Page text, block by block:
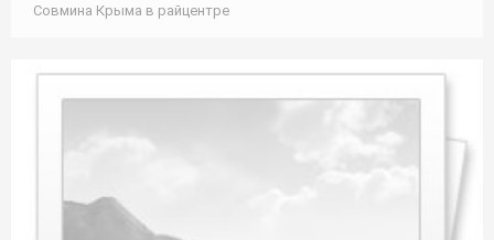
Совмина Крыма в райцентре